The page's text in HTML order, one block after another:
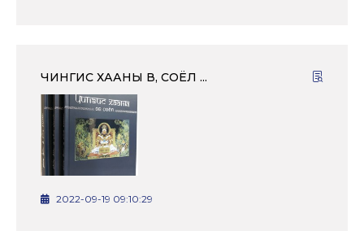
ЧИНГИС ХААНЫ ӨВ, СОЁЛ ...
2022-09-19 09:10:29